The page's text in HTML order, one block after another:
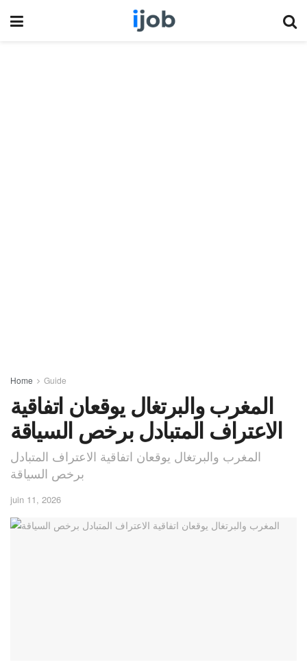
Home Guide
المغرب والبرتغال يوقعان اتفاقية
الاعتراف المتبادل برخص السياقة
المغرب والبرتغال يوقعان اتفاقية الاعتراف المتبادل
برخص السياقة
juin 11, 2026